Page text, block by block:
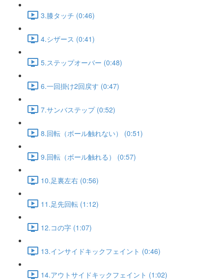
3.膝タッチ (0:46)
4.シザース (0:41)
5.ステップオーバー (0:48)
6.一回掛け2回戻す (0:47)
7.サンバステップ (0:52)
8.回転（ボール触れない） (0:51)
9.回転（ボール触れる） (0:57)
10.足裏左右 (0:56)
11.足先回転 (1:12)
12.コの字 (1:07)
13.インサイドキックフェイント (0:46)
14.アウトサイドキックフェイント (1:02)